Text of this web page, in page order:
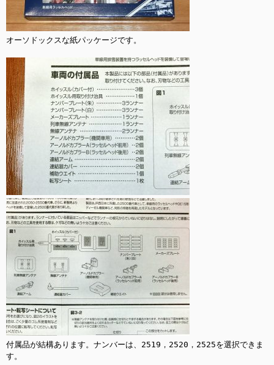
オーソドックスな紙パッケージです。
付属品が結構あります。ナンバーは、2519，2520，2525を選択できま
す。